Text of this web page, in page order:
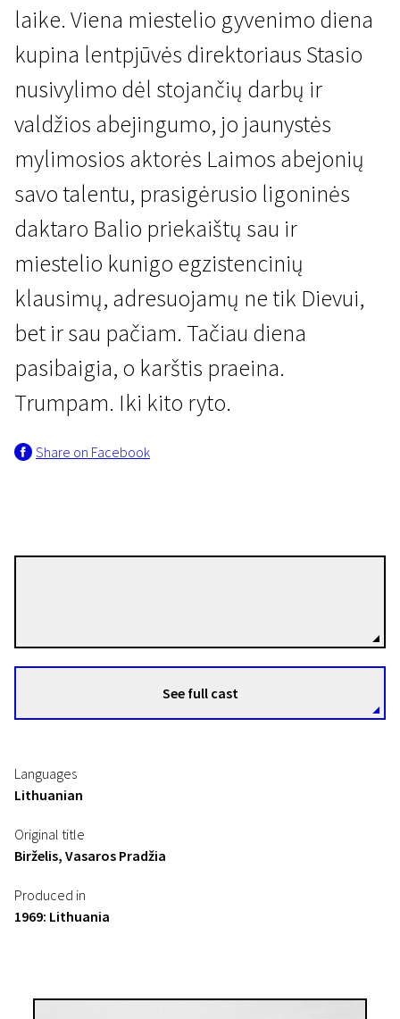
Birželis, vasaros pradžia
1h 40m | Drama | Pegi 13
laike. Viena miestelio gyvenimo diena
kupina lentpjūvės direktoriaus Stasio
nusivylimo dėl stojančių darbų ir
valdžios abejingumo, jo jaunystės
mylimosios aktorės Laimos abejonių
savo talentu, prasigėrusio ligoninės
daktaro Balio priekaištų sau ir
miestelio kunigo egzistencinių
klausimų, adresuojamų ne tik Dievui,
bet ir sau pačiam. Tačiau diena
pasibaigia, o karštis praeina.
Trumpam. Iki kito ryto.
Share on Facebook
See full cast
Languages
Lithuanian
Original title
Birželis, Vasaros Pradžia
Produced in
1969: Lithuania